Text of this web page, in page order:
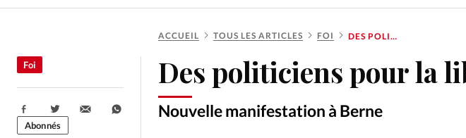
RUBRIQUES
Tous les articles
Actualité chrétienne
Actualité internationale
Chronique
ACCUEIL TOUS LES ARTICLES FOI DES POLITICIENS POUR LA LIBERTÉ RELIGIEUSE
Des politiciens pour la
Nouvelle manifestation à Berne
Foi
Partager:
Abonnés